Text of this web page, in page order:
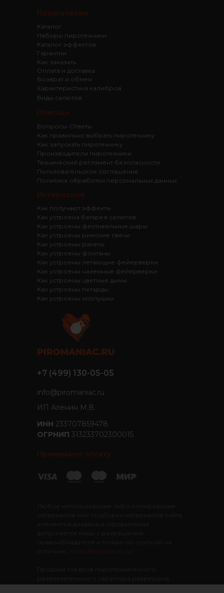
Покупателям
Каталог эффектов
Гарантии
Как заказать
Оплата и доставка
Возврат и обмен
Помощь
Вопросы-Ответы
Как правильно выбрать пиротехнику
Как запускать пиротехнику
Производители пиротехники
Технический регламент безопасности
Пользовательское соглашение
Политика обработки персональных данных
Каталог
Наборы пиротехники
Характеристика калибров
Виды салютов
Интересное
Как получают эффекты
Как устроена батарея салютов
Как устроены фестивальные шары
Как устроены римские свечи
Как устроены ракеты
Как устроены фонтаны
Как устроены летающие фейерверки
Как устроены наземные фейерверки
Как устроены цветные дымы
Как устроены петарды
Как устроены хлопушки
+7 (499) 130-05-05
info@piromaniac.ru
Принимаем оплату
лицам старше 16 лет
ИП Аленин М.В.
ИНН 233707859478
ОГРНИП 313233702300015